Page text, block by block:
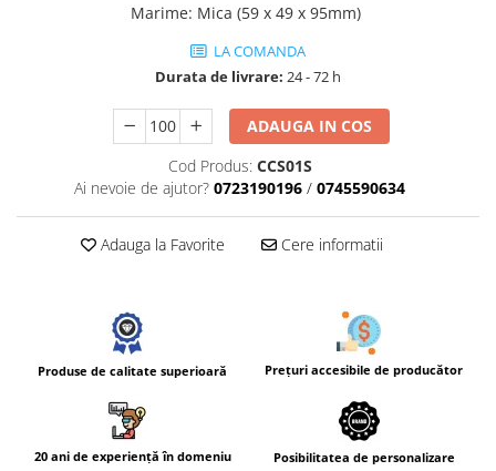
Marime: Mica (59 x 49 x 95mm)
LA COMANDA
Durata de livrare: 24 - 72 h
ADAUGA IN COS
Cod Produs: CCS01S
Ai nevoie de ajutor? 0723190196 / 0745590634
Adauga la Favorite Cere informatii
Produse de calitate superioară Prețuri accesibile de producător
20 ani de experiență în domeniu Posibilitatea de personalizare